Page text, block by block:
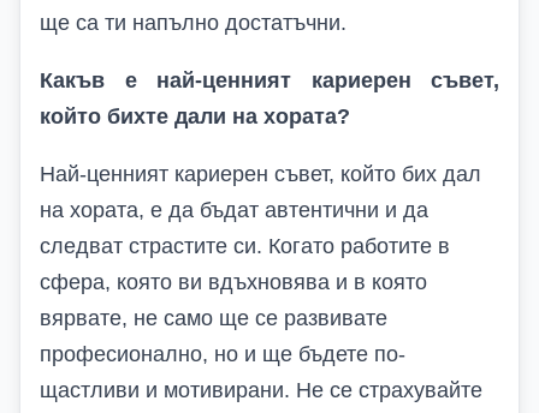
ще са ти напълно достатъчни.
Какъв е най-ценният кариерен съвет,
който бихте дали на хората?
Най-ценният кариерен съвет, който бих дал
на хората, е да бъдат автентични и да
следват страстите си. Когато работите в
сфера, която ви вдъхновява и в която
вярвате, не само ще се развивате
професионално, но и ще бъдете по-
щастливи и мотивирани. Не се страхувайте